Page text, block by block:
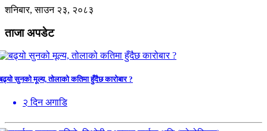
शनिबार, साउन २३, २०८३
ताजा अपडेट
सुनको मूल्य, तोलाको कतिमा हुँदैछ कारोबार ?
२ दिन अगाडि